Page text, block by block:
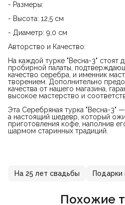
- Размеры:
- Высота: 12,5 см
- Диаметр: 9,0 см
Авторство и Качество:
На каждой турке "Весна-3" стоят
пробирной палаты,
качество серебра, и именник
творением. Дополнительно
качества от нашего магазина,
высокое мастерство и
Эта Серебряная турка "Весна-3"
а настоящий шедевр, который
приготовления кофе, наполнив
шармом старинных традиций.
На 25 лет свадьбы Подарки
Похожие